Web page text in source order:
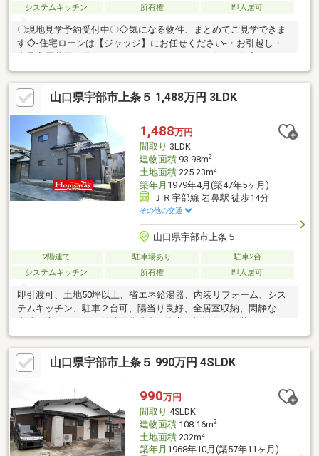
システムキッチン
所有権 即入居可
〇現地見学予約受付中〇◇気になる物件、まとめてご見学できま
す◇-住宅ローンは【ジャッジ】にお任せください-・お引越し・
っても大丈夫！・おまとめローンも可能♪・勤続年数が1年未満で
もＯＫ！・信用情報に不安があっても大丈夫！ローンに詳しい営
業スタッフがご対応いたします！！※住宅ローンの相談だけでも
大歓迎です♪※少しでも不安のある方、他社で断られた方も是非ご
相談ください♪※ジャッジはお客様と共に解決します！～お問合せ
～【ジャッジ株式会社】山口宇部店０８３６－３９―６０９０ど
んな事でもお気軽にご連絡ください♪
山口県宇部市上条５ 1,488万円 3LDK
1,488万円
間取り 3LDK
建物面積93.98m2
土地面積225.23m2
築年月 1979年4月(築47年5ヶ月)
ＪＲ宇部線 岩鼻駅 徒歩14分
その他の交通
山口県宇部市上条５
2階建て 駐車場あり
駐車2台
システムキッチン
所有権 即入居可
即引渡可、土地50坪以上、省エネ給湯器、内装リフォーム、シス
テムキッチン、駐車２台可、陽当り良好、全居室収納、閑静な住
宅地、庭、シャワー付洗面化粧台、浴室１坪以上、外装リフォー
ム、２階建、複層ガラス、温水洗浄便座、南庭、浴室に窓、ＴＶ
モニタ付インターホン、節水型トイレ、通風良好、全居室フロー
リング、小学校 徒歩10分以内、周辺交通量少なめ
山口県宇部市上条５ 990万円 4SLDK
990万円
間取り 4SLDK
建物面積108.16m2
土地面積232m2
築年月 1968年10月(築57年11ヶ月)